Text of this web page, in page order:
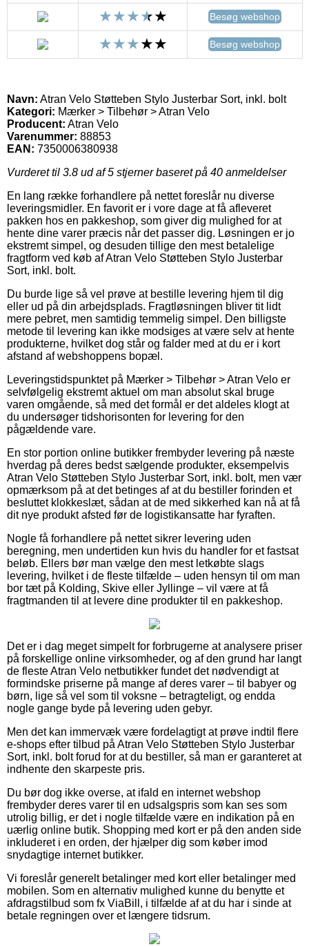
Besøg webshop
Besøg webshop
Navn: Atran Velo Støtteben Stylo Justerbar Sort, inkl. bolt
Kategori: Mærker > Tilbehør > Atran Velo
Producent: Atran Velo
Varenummer: 88853
EAN: 7350006380938
Vurderet til 3.8 ud af 5 stjerner baseret på 40 anmeldelser
En lang række forhandlere på nettet foreslår nu diverse
leveringsmidler. En favorit er i vore dage at få afleveret
pakken hos en pakkeshop, som giver dig mulighed for at
hente dine varer præcis når det passer dig. Løsningen er jo
ekstremt simpel, og desuden tillige den mest betalelige
fragtform ved køb af Atran Velo Støtteben Stylo Justerbar
Sort, inkl. bolt.
Du burde lige så vel prøve at bestille levering hjem til dig
eller ud på din arbejdsplads. Fragtløsningen bliver tit lidt
mere pebret, men samtidig temmelig simpel. Den billigste
metode til levering kan ikke modsiges at være selv at hente
produkterne, hvilket dog står og falder med at du er i kort
afstand af webshoppens bopæl.
Leveringstidspunktet på Mærker > Tilbehør > Atran Velo er
selvfølgelig ekstremt aktuel om man absolut skal bruge
varen omgående, så med det formål er det aldeles klogt at
du undersøger tidshorisonten for levering for den
pågældende vare.
En stor portion online butikker frembyder levering på næste
hverdag på deres bedst sælgende produkter, eksempelvis
Atran Velo Støtteben Stylo Justerbar Sort, inkl. bolt, men vær
opmærksom på at det betinges af at du bestiller forinden et
besluttet klokkeslæt, sådan at de med sikkerhed kan nå at få
dit nye produkt afsted før de logistikansatte har fyraften.
Nogle få forhandlere på nettet sikrer levering uden
beregning, men undertiden kun hvis du handler for et fastsat
beløb. Ellers bør man vælge den mest letkøbte slags
levering, hvilket i de fleste tilfælde – uden hensyn til om man
bor tæt på Kolding, Skive eller Jyllinge – vil være at få
fragtmanden til at levere dine produkter til en pakkeshop.
Det er i dag meget simpelt for forbrugerne at analysere priser
på forskellige online virksomheder, og af den grund har langt
de fleste Atran Velo netbutikker fundet det nødvendigt at
formindske priserne på mange af deres varer – til babyer og
børn, lige så vel som til voksne – betragteligt, og endda
nogle gange byde på levering uden gebyr.
Men det kan immervæk være fordelagtigt at prøve indtil flere
e-shops efter tilbud på Atran Velo Støtteben Stylo Justerbar
Sort, inkl. bolt forud for at du bestiller, så man er garanteret at
indhente den skarpeste pris.
Du bør dog ikke overse, at ifald en internet webshop
frembyder deres varer til en udsalgspris som kan ses som
utrolig billig, er det i nogle tilfælde være en indikation på en
uærlig online butik. Shopping med kort er på den anden side
inkluderet i en orden, der hjælper dig som køber imod
snydagtige internet butikker.
Vi foreslår generelt betalinger med kort eller betalinger med
mobilen. Som en alternativ mulighed kunne du benytte et
afdragstilbud som fx ViaBill, i tilfælde af at du har i sinde at
betale regningen over et længere tidsrum.